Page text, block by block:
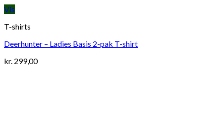
Vis
T-shirts
Deerhunter – Ladies Basis 2-pak T-shirt
kr. 299,00